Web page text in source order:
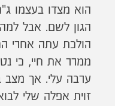
הוא מצדו בעצמו
הגון לשם. אבל
הולכת עתה אחרי
ממרר את חיי, כי
ערבה עלי. אך מצב
זוית אפלה שלי